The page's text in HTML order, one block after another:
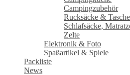
Campingzubehör
Rucksäcke &
Schlafsäcke,
Zelte
Elektronik & Foto
Spaßartikel & Spiele
Packliste
News